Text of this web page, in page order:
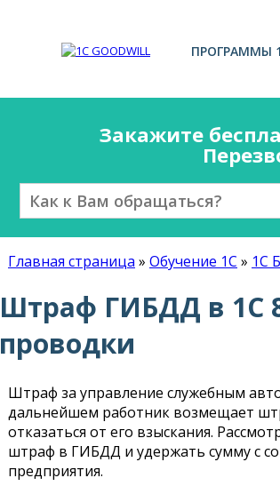
ПРОГРАММЫ
Закажите
Главная страница » Обучение 1С » 1С
Штраф ГИБДД в 1С
проводки
Штраф за управление служебным
дальнейшем работник возмещает
отказаться от его взыскания.
штраф в ГИБДД и удержать сумму с
предприятия.